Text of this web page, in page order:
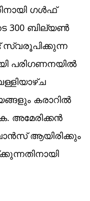
ഗൾഫ്
300 ബില്യൺ
പരിഗണനയിൽ
കരാറിൽ
അമേരിക്കൻ
ആയിരിക്കും